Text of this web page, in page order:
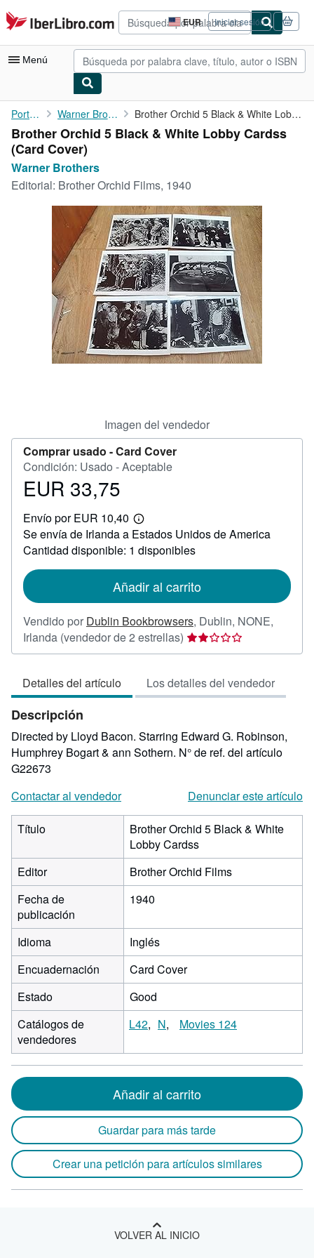
Pasar al contenido principal
IberLibro.com EUR
Preferencias
de
compra
del
Iniciar sesión
Menú
Mi cuenta
Consultar mis pedidos
Búsqueda avanzada
Colecciones
Libros antiguos
Arte y coleccionismo
Vendedores
Comenzar a vender
CERRAR
Portada Warner Brothers Brother Orchid 5 Black & White Lobby Cardss
Brother Orchid 5 Black & White Lobby Cardss
(Card Cover)
Warner Brothers
Editorial: Brother Orchid Films, 1940
Imagen del vendedor
Comprar usado -Card Cover
Condición: Usado - Aceptable
Precio
33,75
EUR 33,75
Envío por EUR 10,40
Más
información
sobre
las
envío
Se envía de Irlanda a Estados Unidos de America
Cantidad disponible: 1 disponibles
Añadir al carrito
Vendido por Dublin Bookbrowsers, Dublin, NONE,
Irlanda (vendedor de 2 estrellas) Calificación
del
2
de
estrellas
Detalles del artículo Los detalles del vendedor
Descripción
Directed by Lloyd Bacon. Starring Edward G. Robinson,
Humphrey Bogart & ann Sothern. N° de ref. del artículo
G22673
Contactar al vendedor
Denunciar este artículo
Título
Brother Orchid 5 Black & White
Lobby Cardss
Editor
Brother Orchid Films
Fecha de
publicación
1940
Idioma
Inglés
Encuadernación
Card Cover
Estado
Good
Catálogos de
vendedores
L42 N Movies 124
Añadir al carrito
Guardar para más tarde
Crear una petición para artículos similares
VOLVER AL INICIO